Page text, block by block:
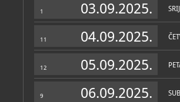
1 03.09.2025.
11 04.09.2025.
12 05.09.2025.
9 06.09.2025.
OPĆI PODACI
Muzej